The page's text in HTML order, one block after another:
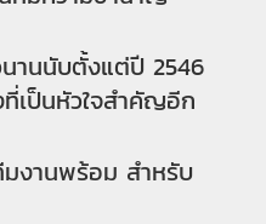
านนับตั้งแต่ปี 2546
เป็นหัวใจสำคัญอีก
งานพร้อม สำหรับ